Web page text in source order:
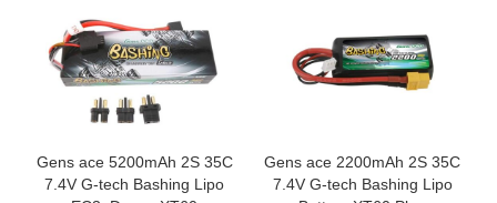
Gens ace 5200mAh 2S 35C
7.4V G-tech Bashing Lipo
Gens ace 2200mAh 2S 35C
7.4V G-tech Bashing Lipo